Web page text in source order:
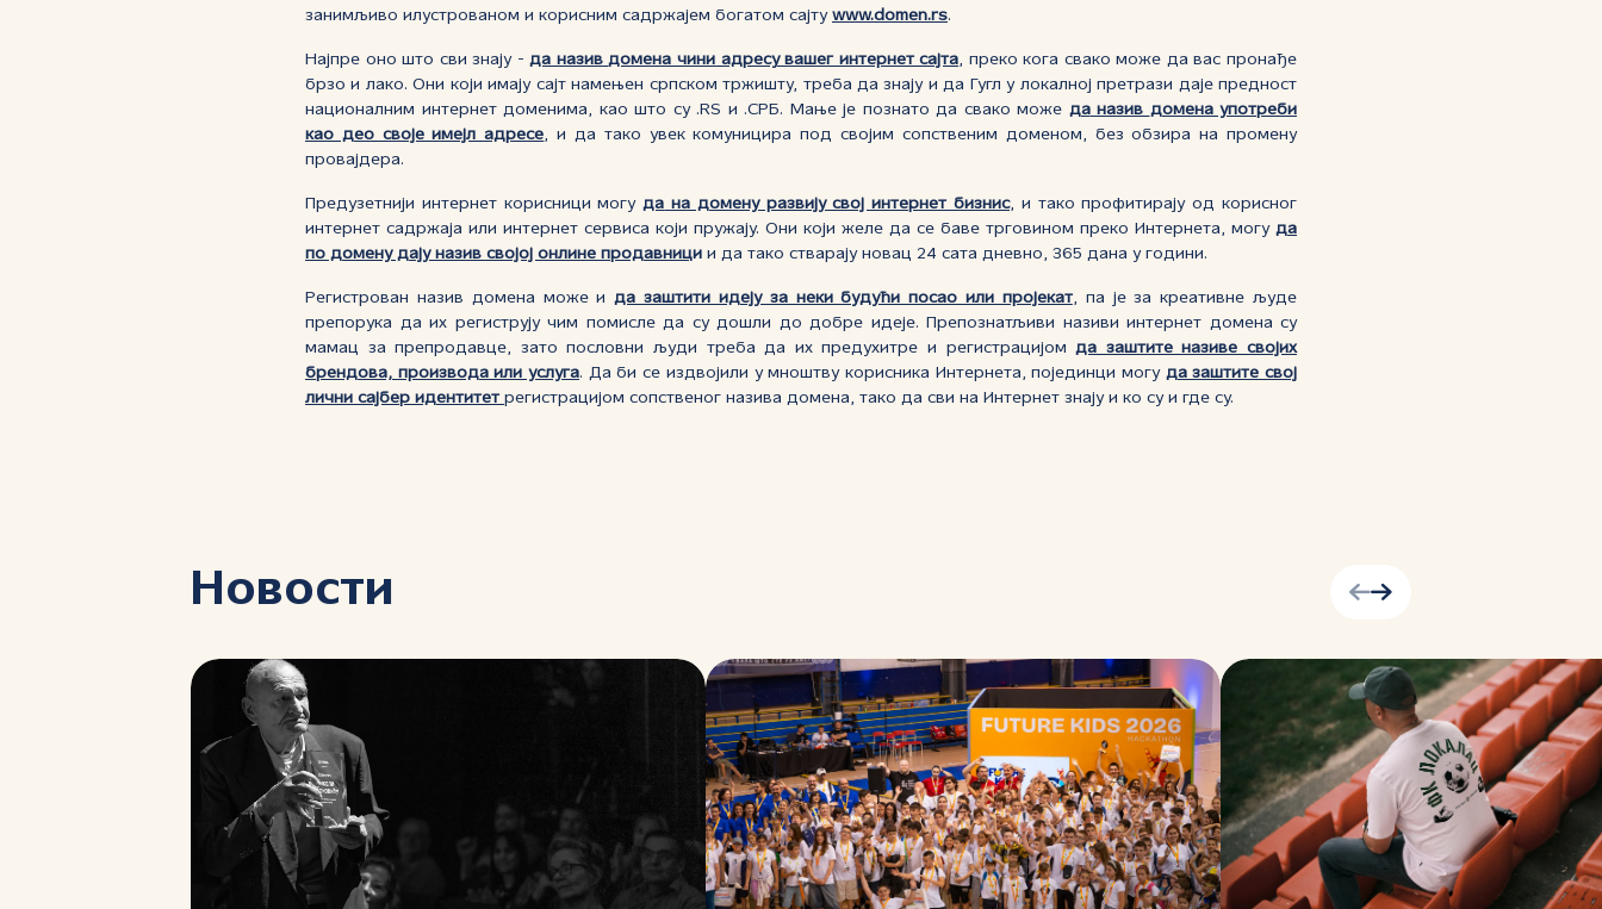
занимљиво илустрованом и корисним садржајем богатом сајту www.domen.rs.
Најпре оно што сви знају - да назив домена чини адресу вашег интернет сајта , преко кога свако може да вас пронађе
брзо и лако. Они који имају сајт намењен српском тржишту, треба да знају и да Гугл у локалној претрази даје предност
националним интернет доменима, као што су .RS и .СРБ. Мање је познато да свако може да назив домена употреби
као део своје имејл адресе , и да тако увек комуницира под својим сопственим доменом, без обзира на промену
провајдера.
Предузетнији интернет корисници могу да на домену развију свој интернет бизнис, и тако профитирају од корисног
интернет садржаја или интернет сервиса који пружају. Они који желе да се баве трговином преко Интернета, могу да
по домену дају назив својој онлине продавници и да тако стварају новац 24 сата дневно, 365 дана у години.
Регистрован назив домена може и да заштити идеју за неки будући посао или пројекат, па је за креативне људе
препорука да их региструју чим помисле да су дошли до добре идеје.
Препознатљиви називи интернет домена су
мамац за препродавце, зато пословни људи треба да их предухитре и регистрацијом да заштите називе својих
брендова, производа или услуга. Да би се издвојили у мноштву корисника Интернета , појединци могу да заштите свој
лични сајбер идентитет регистрацијом сопственог назива домена, тако да сви на Интернет знају и ко су и где су.
Новости